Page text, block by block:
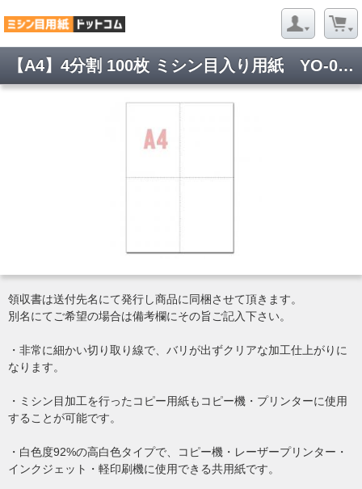
【A4】4分割 100枚 ミシン目入り用紙 YO-003 マイクロミシン目用紙で各種帳票・伝票などに最適です
領収書は送付先名にて発行し商品に同梱させて頂きます。
別名にてご希望の場合は備考欄にその旨ご記入下さい。
・非常に細かい切り取り線で、バリが出ずクリアな加工仕上がりに
なります。
・ミシン目加工を行ったコピー用紙もコピー機・プリンターに使用
することが可能です。
・白色度92%の高白色タイプで、コピー機・レーザープリンター・
インクジェット・軽印刷機に使用できる共用紙です。